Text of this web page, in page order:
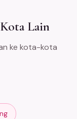
Lain
ke kota-kota